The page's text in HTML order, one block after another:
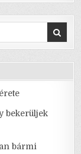
bekerüljek
bármi